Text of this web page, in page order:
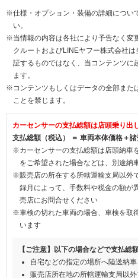
※仕様・オプション・装備の詳細につい
い。
※当情報の内容は各社により予告なく変
クルートおよびLINEヤフー株式会社
証するものではなく、当コンテンツに
ます。
※コンテンツもしくはデータの全部また
ことを禁じます。
カーセンサーの支払総額は店頭乗り出
支払総額（税込） ＝ 車両本体価格＋諸
※カーセンサーの支払総額は店頭納車
をご希望された場合などは、別途納
※販売店の所在する所轄運輸支局以外
録月によって、手数料や税金の額が
売店にお問合せください
※車検の切れた車両の場合、車検を取
います
【ご注意】以下の場合などで支払総
自宅などの指定の場所へ陸送納
販売店所在地の所轄運輸支局以